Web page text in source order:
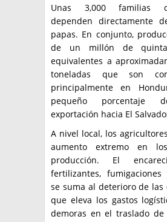
Unas 3,000 familias
dependen directamente
papas. En conjunto,
de un millón de
equivalentes a
toneladas que son
principalmente en
pequeño porcentaje
exportación hacia El
A nivel local, los
aumento extremo en
producción. El
fertilizantes,
se suma al deterioro de las
que eleva los gastos
demoras en el traslado de